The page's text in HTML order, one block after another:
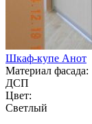
Шкаф-купе Анот
Материал фасада:
ДСП
Цвет:
Светлый